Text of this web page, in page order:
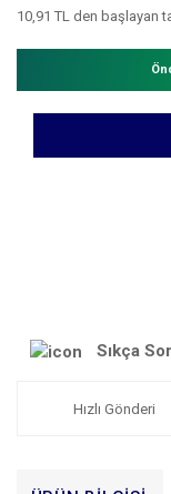
10,91 TL den başlayan
Sıkça
Hızlı Gönderi